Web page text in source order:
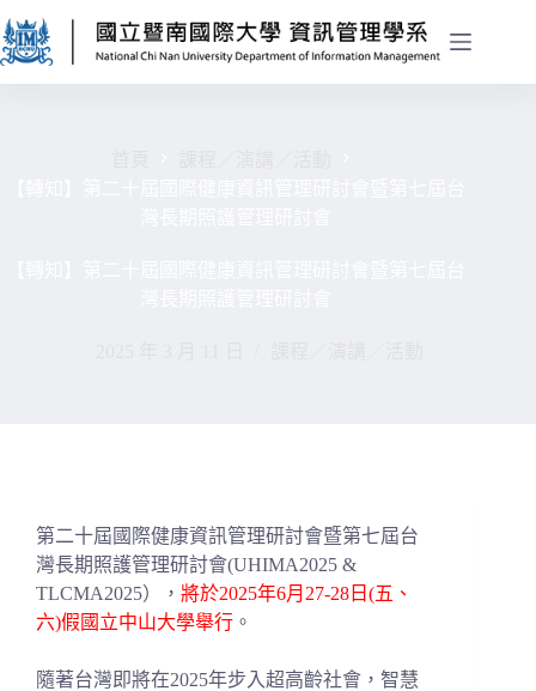
第二十屆國際健康資訊管理研討會暨第七屆台
灣長期照護管理研討會(UHIMA2025 &
TLCMA2025）， 將於2025年6月27-28日(五、
六)假國立中山大學舉行 。
隨著台灣即將在2025年步入超高齡社會，智慧